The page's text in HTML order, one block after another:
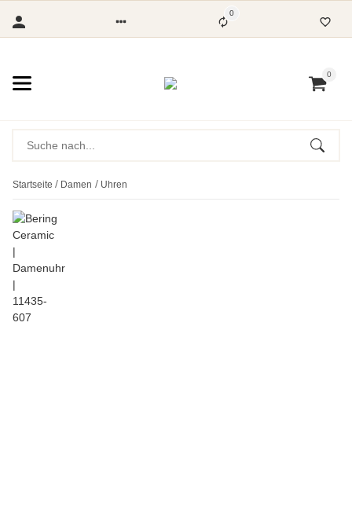
0
0
Startseite Damen Uhren